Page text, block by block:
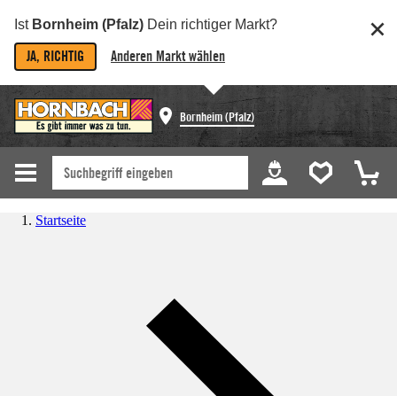
Ist Bornheim (Pfalz) Dein richtiger Markt?
JA, RICHTIG Anderen Markt wählen
Bornheim (Pfalz)
Startseite